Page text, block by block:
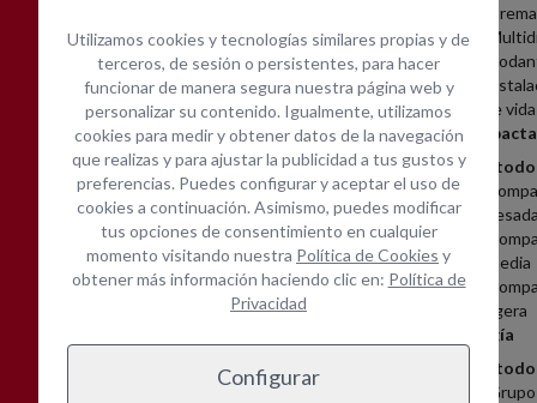
de vida
Ver todo
media
ligera
Energía
Ver todo
Amplia gama de equipos Cotización inmediata
Asistencia técnica in-
situ
Contacta con nosotros
Utilizamos cookies y tecnologías similares propias y de
terceros, de sesión o persistentes, para hacer
funcionar de manera segura nuestra página web y
personalizar su contenido. Igualmente, utilizamos
cookies para medir y obtener datos de la navegación
que realizas y para ajustar la publicidad a tus gustos y
preferencias. Puedes configurar y aceptar el uso de
cookies a continuación. Asimismo, puedes modificar
tus opciones de consentimiento en cualquier
momento visitando nuestra Política de Cookies y
obtener más información haciendo clic en: Política de
Privacidad
Configurar